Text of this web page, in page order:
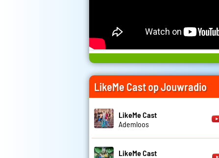
LikeMe Cast op Jouwradio
LikeMe Cast
Ademloos
LikeMe Cast